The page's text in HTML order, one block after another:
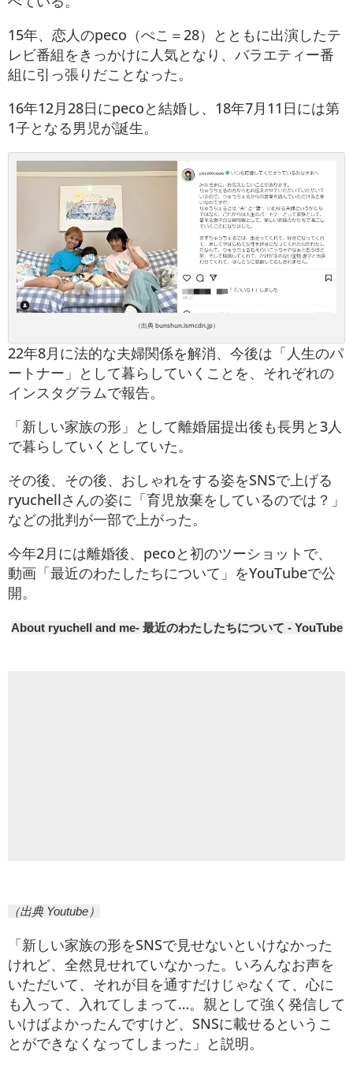
15年、恋人のpeco（ぺこ＝28）とともに出演したテ
レビ番組をきっかけに人気となり、バラエティー番
組に引っ張りだことなった。
16年12月28日にpecoと結婚し、18年7月11日には第
1子となる男児が誕生。
（出典 bunshun.ismcdn.jp）
22年8月に法的な夫婦関係を解消、今後は「人生のパ
ートナー」として暮らしていくことを、それぞれの
インスタグラムで報告。
「新しい家族の形」として離婚届提出後も長男と3人
で暮らしていくとしていた。
その後、その後、おしゃれをする姿をSNSで上げる
ryuchellさんの姿に「育児放棄をしているのでは？」
などの批判が一部で上がった。
今年2月には離婚後、pecoと初のツーショットで、
動画「最近のわたしたちについて」をYouTubeで公
開。
About ryuchell and me- 最近のわたしたちについて - YouTube
（出典 Youtube）
「新しい家族の形をSNSで見せないといけなかった
けれど、全然見せれていなかった。いろんなお声を
いただいて、それが目を通すだけじゃなくて、心に
も入って、入れてしまって…。親として強く発信して
いけばよかったんですけど、SNSに載せるというこ
とができなくなってしまった」と説明。